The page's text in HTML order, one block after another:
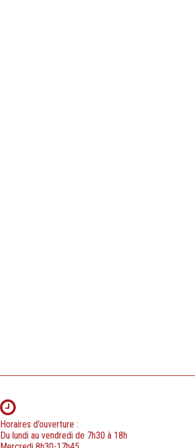
Horaires d’ouverture :
Du lundi au vendredi de 7h30 à 18h